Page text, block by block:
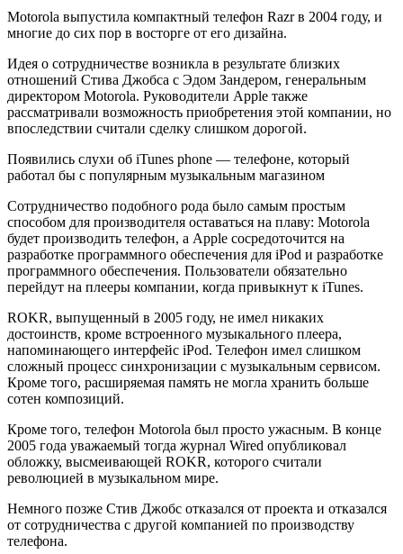
Motorola выпустила компактный телефон Razr в 2004 году, и
многие до сих пор в восторге от его дизайна.
Идея о сотрудничестве возникла в результате близких
отношений Стива Джобса с Эдом Зандером, генеральным
директором Motorola. Руководители Apple также
рассматривали возможность приобретения этой компании, но
впоследствии считали сделку слишком дорогой.
Появились слухи об iTunes phone — телефоне, который
работал бы с популярным музыкальным магазином
Сотрудничество подобного рода было самым простым
способом для производителя оставаться на плаву: Motorola
будет производить телефон, а Apple сосредоточится на
разработке программного обеспечения для iPod и разработке
программного обеспечения. Пользователи обязательно
перейдут на плееры компании, когда привыкнут к iTunes.
ROKR, выпущенный в 2005 году, не имел никаких
достоинств, кроме встроенного музыкального плеера,
напоминающего интерфейс iPod. Телефон имел слишком
сложный процесс синхронизации с музыкальным сервисом.
Кроме того, расширяемая память не могла хранить больше
сотен композиций.
Кроме того, телефон Motorola был просто ужасным. В конце
2005 года уважаемый тогда журнал Wired опубликовал
обложку, высмеивающей ROKR, которого считали
революцией в музыкальном мире.
Немного позже Стив Джобс отказался от проекта и отказался
от сотрудничества с другой компанией по производству
телефона.